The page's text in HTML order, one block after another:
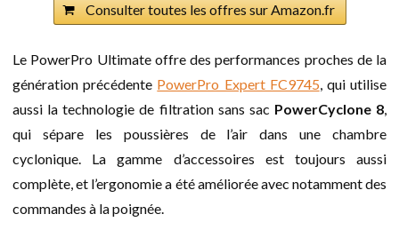
Consulter toutes les offres sur Amazon.fr
Le PowerPro Ultimate offre des performances proches de la
génération précédente PowerPro Expert FC9745, qui utilise
aussi la technologie de filtration sans sac PowerCyclone 8,
qui sépare les poussières de l’air dans une chambre
cyclonique. La gamme d’accessoires est toujours aussi
complète, et l’ergonomie a été améliorée avec notamment des
commandes à la poignée.